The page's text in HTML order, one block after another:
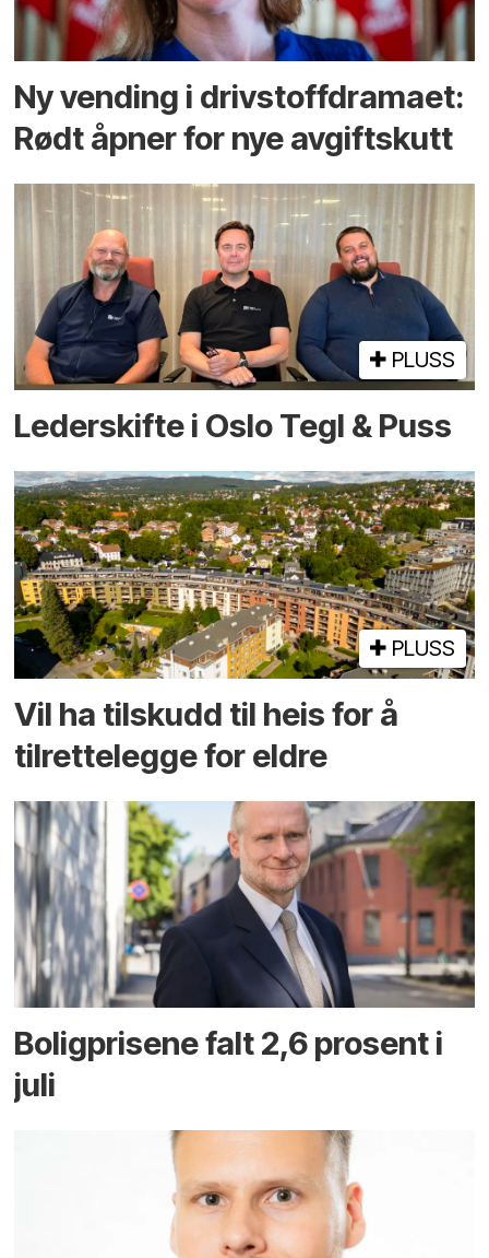
Ny vending i drivstoffdramaet:
Rødt åpner for nye avgiftskutt
PLUSS
Lederskifte i Oslo Tegl & Puss
PLUSS
Vil ha tilskudd til heis for å
tilrettelegge for eldre
Boligprisene falt 2,6 prosent i
juli